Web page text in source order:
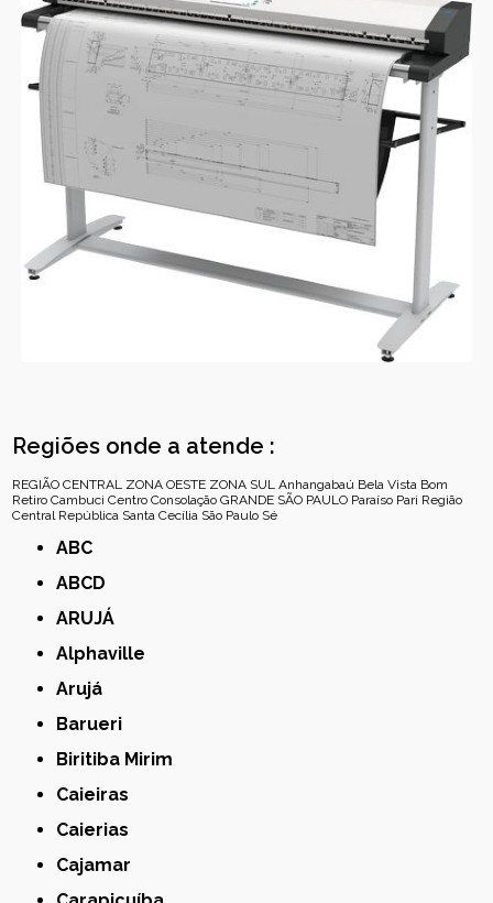
Regiões onde a atende :
REGIÃO CENTRAL ZONA OESTE ZONA SUL Anhangabaú Bela Vista Bom
Retiro Cambuci Centro Consolação GRANDE SÃO PAULO Paraíso Pari Região
Central República Santa Cecília São Paulo Sé
ABC
ABCD
ARUJÁ
Alphaville
Arujá
Barueri
Biritiba Mirim
Caieiras
Caierias
Cajamar